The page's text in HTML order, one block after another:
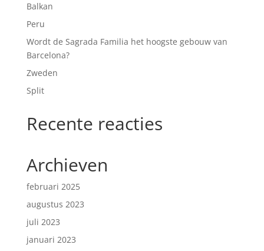
Balkan
Peru
Wordt de Sagrada Familia het hoogste gebouw van
Barcelona?
Zweden
Split
Recente reacties
Archieven
februari 2025
augustus 2023
juli 2023
januari 2023